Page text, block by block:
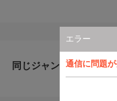
エラー
通信に問題
同じジャンルのおすす